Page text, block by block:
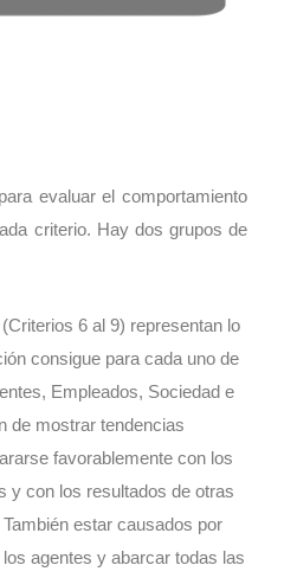
evaluar el comportamiento
criterio. Hay dos grupos de
6 al 9) representan lo
consigue para cada uno de
Empleados, Sociedad e
de mostrar tendencias
favorablemente con los
y con los resultados de otras
estar causados por
agentes y abarcar todas las